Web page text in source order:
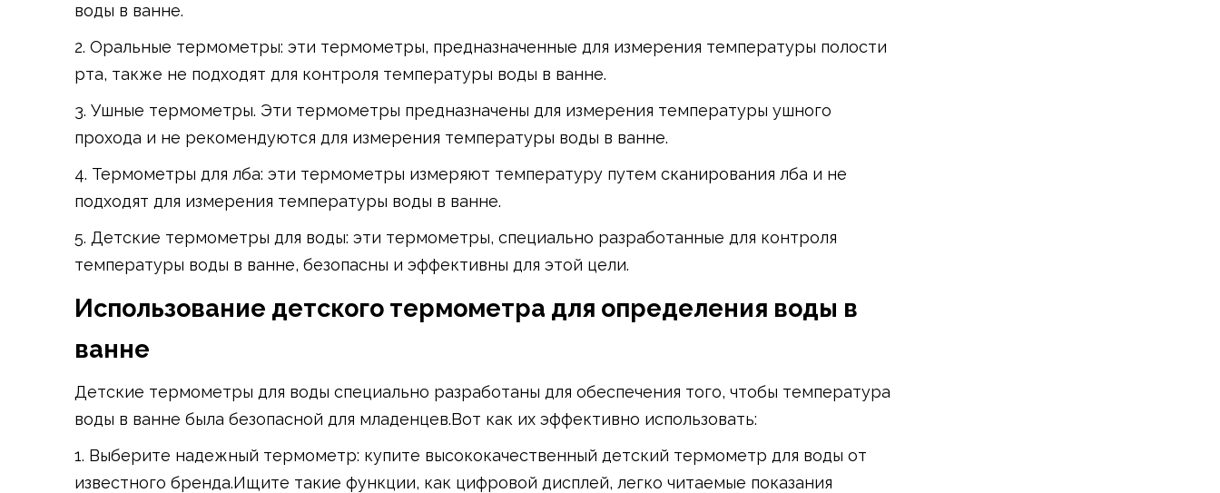
воды в ванне.
2. Оральные термометры: эти термометры, предназначенные для измерения температуры полости
рта, также не подходят для контроля температуры воды в ванне.
3. Ушные термометры. Эти термометры предназначены для измерения температуры ушного
прохода и не рекомендуются для измерения температуры воды в ванне.
4. Термометры для лба: эти термометры измеряют температуру путем сканирования лба и не
подходят для измерения температуры воды в ванне.
5. Детские термометры для воды: эти термометры, специально разработанные для контроля
температуры воды в ванне, безопасны и эффективны для этой цели.
Использование детского термометра для определения воды в
ванне
Детские термометры для воды специально разработаны для обеспечения того, чтобы температура
воды в ванне была безопасной для младенцев.Вот как их эффективно использовать:
1. Выберите надежный термометр: купите высококачественный детский термометр для воды от
известного бренда.Ищите такие функции, как цифровой дисплей, легко читаемые показания